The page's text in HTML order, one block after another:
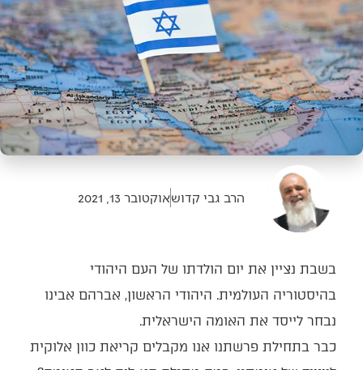
הרב גבי קדושאוקטובר 13, 2021
בשבת נציין את יום הולדתו של העם היהודי
בהיסטוריה העולמית. היהודי הראשון, אברהם אבינו
נבחר לייסד את האומה הישראלית.
כבר בתחילת פרשתנו אנו מקבלים קריאת כוון אלוקית